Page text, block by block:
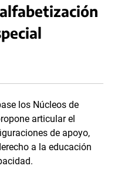
los Núcleos de
articular el
de apoyo,
a la educación